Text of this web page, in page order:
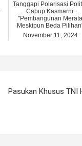
Tanggapi Polarisasi
Cabup Kasmarni:
"Pembangunan Merata
Meskipun Beda
November 11, 2024
Pasukan Khusus TNI